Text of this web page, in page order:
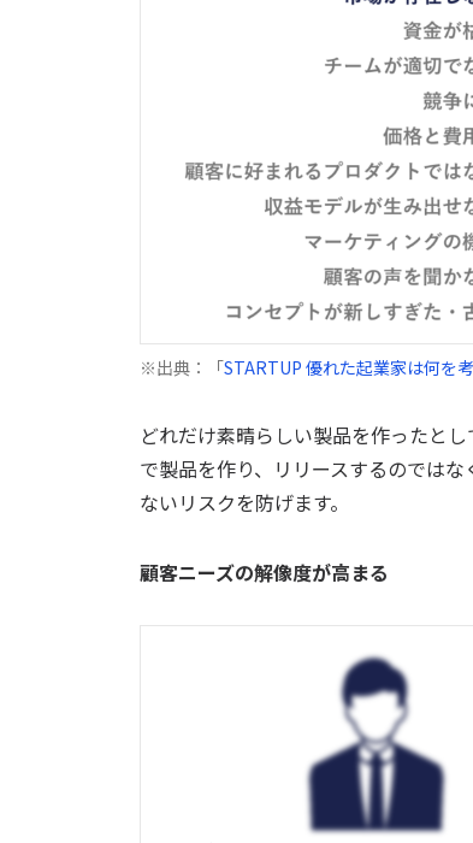
※出典：「STARTUP 優れた起業家は何を
どれだけ素晴らしい製品を作ったと
で製品を作り、リリースするのでは
ないリスクを防げます。
顧客ニーズの解像度が高まる